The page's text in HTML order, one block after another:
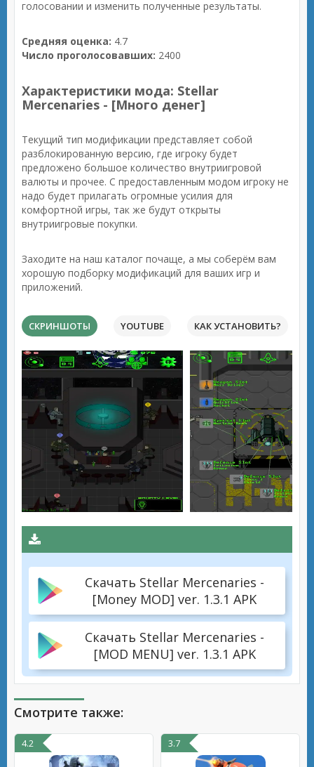
голосовании и изменить полученные результаты.
Средняя оценка: 4.7
Число проголосовавших: 2400
Характеристики мода: Stellar
Mercenaries - [Много денег]
Текущий тип модификации представляет собой
разблокированную версию, где игроку будет
предложено большое количество внутриигровой
валюты и прочее. С предоставленным модом игроку не
надо будет прилагать огромные усилия для
комфортной игры, так же будут открыты
внутриигровые покупки.
Заходите на наш каталог почаще, а мы соберём вам
хорошую подборку модификаций для ваших игр и
приложений.
СКРИНШОТЫ YOUTUBE КАК УСТАНОВИТЬ?
Скачать Stellar Mercenaries -
[Money MOD] ver. 1.3.1 APK
Скачать Stellar Mercenaries -
[MOD MENU] ver. 1.3.1 APK
Смотрите также:
4.2 3.7